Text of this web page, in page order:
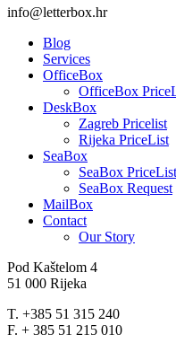
Close
info@letterbox.hr
Blog
Services
OfficeBox
OfficeBox
DeskBox
Zagreb Pricelist
Rijeka PriceList
SeaBox
SeaBox PriceList
SeaBox Request
MailBox
Contact
Our Story
Pod Kaštelom 4
51 000 Rijeka
T. +385 51 315 240
F. + 385 51 215 010